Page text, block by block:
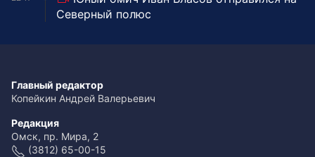
Северный полюс
Главный редактор
Копейкин Андрей Валерьевич
Редакция
Омск, пр. Мира, 2
(3812) 65-00-15